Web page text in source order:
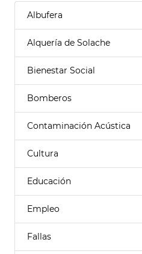
Albufera
Alquería de Solache
Bienestar Social
Bomberos
Contaminación Acústica
Cultura
Educación
Empleo
Fallas